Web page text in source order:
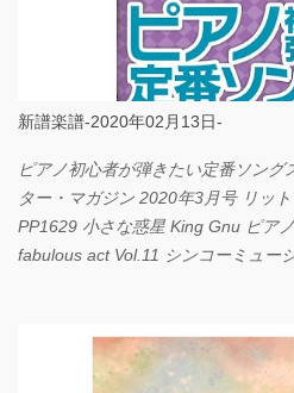
新譜楽譜-2020年02月13日-
ピアノ初心者が弾きたい定番ソン
ター・マガジン 2020年3月号 リッ
PP1629 小さな惑星 King Gnu ピア
fabulous act Vol.11 シンコーミュ